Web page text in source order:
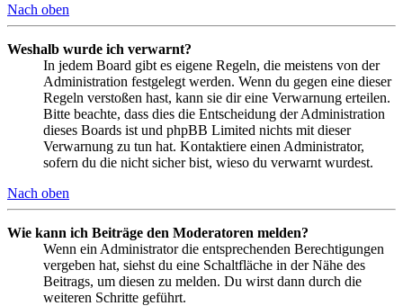
Nach oben
Weshalb wurde ich verwarnt?
In jedem Board gibt es eigene Regeln, die meistens von der
Administration festgelegt werden. Wenn du gegen eine dieser
Regeln verstoßen hast, kann sie dir eine Verwarnung erteilen.
Bitte beachte, dass dies die Entscheidung der Administration
dieses Boards ist und phpBB Limited nichts mit dieser
Verwarnung zu tun hat. Kontaktiere einen Administrator,
sofern du die nicht sicher bist, wieso du verwarnt wurdest.
Nach oben
Wie kann ich Beiträge den Moderatoren melden?
Wenn ein Administrator die entsprechenden Berechtigungen
vergeben hat, siehst du eine Schaltfläche in der Nähe des
Beitrags, um diesen zu melden. Du wirst dann durch die
weiteren Schritte geführt.